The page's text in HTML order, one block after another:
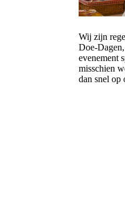
Wij zijn
Doe-
evenement
misschien
dan snel op